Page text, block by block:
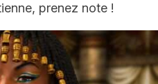
prenez note !